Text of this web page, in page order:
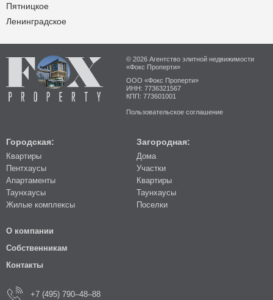
Пятницкое
Ленинградское
© 2026 Агентство элитной недвижимости
«Фокс Проперти»
ООО «Фокс Проперти»
ИНН: 7736321567
КПП: 773601001
Пользовательское соглашение
Городская:
Квартиры
Пентхаусы
Апартаменты
Таунхаусы
Жилые комплексы
Загородная:
Дома
Участки
Квартиры
Таунхаусы
Поселки
О компании
Собственникам
Контакты
+7 (495) 790–48–88